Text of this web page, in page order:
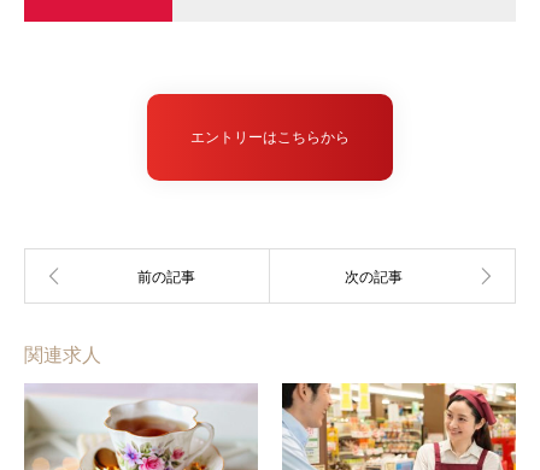
エントリーはこちらから
関連求人